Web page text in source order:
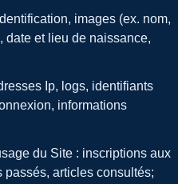
images (ex. nom,
date et lieu de naissance,
Ip, logs, identifiants
informations
du Site : inscriptions aux
passés, articles consultés;